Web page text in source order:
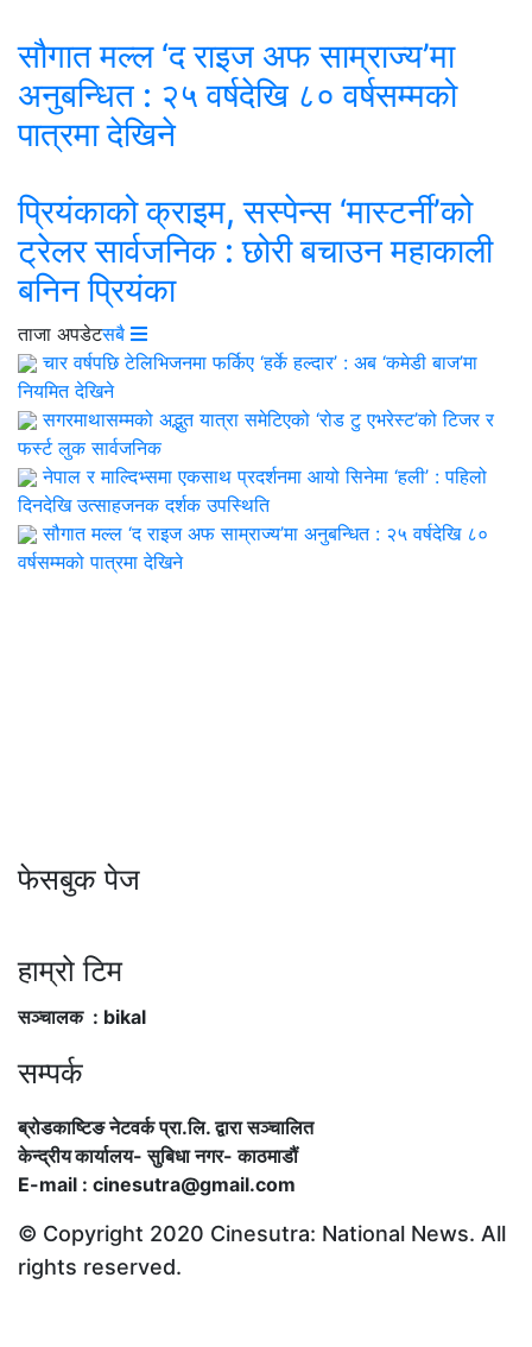
सौगात मल्ल ‘द राइज अफ साम्राज्य’मा
अनुबन्धित : २५ वर्षदेखि ८० वर्षसम्मको
पात्रमा देखिने
प्रियंकाको क्राइम, सस्पेन्स ‘मास्टर्नी’को
ट्रेलर सार्वजनिक : छोरी बचाउन महाकाली
बनिन प्रियंका
ताजा अपडेटसबै
चार वर्षपछि टेलिभिजनमा फर्किए ‘हर्के हल्दार’ : अब ‘कमेडी बाज’मा
नियमित देखिने
सगरमाथासम्मको अद्भुत यात्रा समेटिएको ‘रोड टु एभरेस्ट’को टिजर र
फर्स्ट लुक सार्वजनिक
नेपाल र माल्दिभ्समा एकसाथ प्रदर्शनमा आयो सिनेमा ‘हली’ : पहिलो
दिनदेखि उत्साहजनक दर्शक उपस्थिति
सौगात मल्ल ‘द राइज अफ साम्राज्य’मा अनुबन्धित : २५ वर्षदेखि ८०
वर्षसम्मको पात्रमा देखिने
फेसबुक पेज
हाम्रो टिम
सञ्चालक : bikal
सम्पर्क
ब्रोडकाष्टिङ नेटवर्क प्रा.लि. द्वारा सञ्चालित
केन्द्रीय कार्यालय-सुबिधा नगर- काठमाडौं
E-mail : cinesutra@gmail.com
© Copyright 2020 Cinesutra: National News. All
rights reserved.